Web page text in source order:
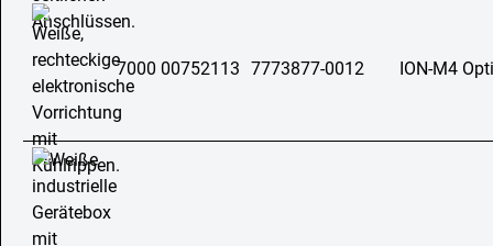
7000 00752113 7773877-0012 ION-M4